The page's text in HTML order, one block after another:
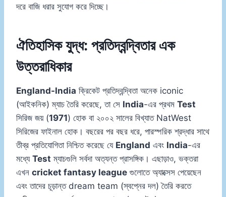
দরে বাজি ধরার সুযোগ করে দিচ্ছে।
ঐতিহাসিক যুদ্ধ: প্রতিদ্বন্দ্বিতার এক
উত্তরাধিকার
England-India ক্রিকেট প্রতিদ্বন্দ্বিতা অনেক iconic
(আইকনিক) ম্যাচ তৈরি করেছে, তা সে India-এর প্রথম Test
সিরিজ জয় (1971) হোক বা ২০০২ সালের বিখ্যাত NatWest
সিরিজের ফাইনাল হোক। বছরের পর বছর ধরে, পারস্পরিক শ্রদ্ধার সাথে
তীব্র প্রতিযোগিতা নিশ্চিত করেছে যে England এবং India-এর
মধ্যে Test ম্যাচগুলি সর্বদা অত্যন্ত প্রাসঙ্গিক। এছাড়াও, ভক্তরা
এখন cricket fantasy league গুলোতে অ্যাক্সেস পেয়েছেন
এবং তাদের চূড়ান্ত dream team (স্বপ্নের দল) তৈরি করতে